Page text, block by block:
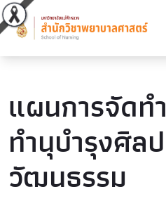
แผนการจัดท
ทำนุบำรุงศิล
วัฒนธรรม